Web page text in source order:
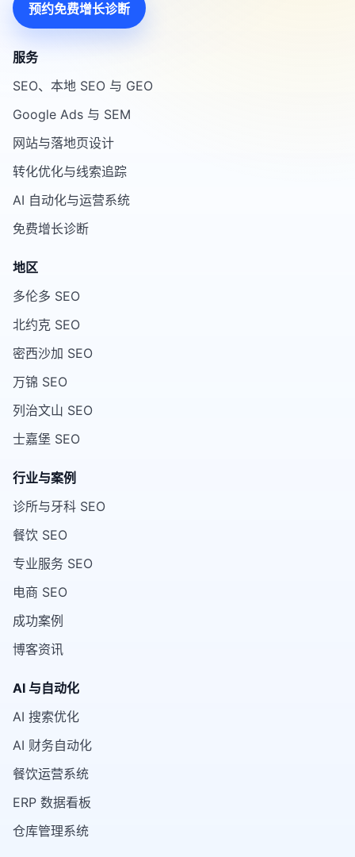
预约免费增长诊断
服务
SEO、本地 SEO 与 GEO
Google Ads 与 SEM
网站与落地页设计
转化优化与线索追踪
AI 自动化与运营系统
免费增长诊断
地区
多伦多 SEO
北约克 SEO
密西沙加 SEO
万锦 SEO
列治文山 SEO
士嘉堡 SEO
行业与案例
诊所与牙科 SEO
餐饮 SEO
专业服务 SEO
电商 SEO
成功案例
博客资讯
AI 与自动化
AI 搜索优化
AI 财务自动化
餐饮运营系统
ERP 数据看板
仓库管理系统